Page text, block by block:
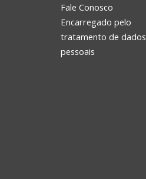
Fale Conosco
Encarregado pelo
tratamento de dados
pessoais